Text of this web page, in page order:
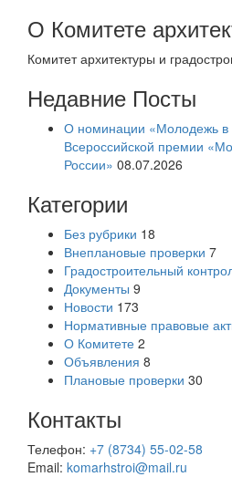
О Комитете
Комитет архитектуры и
Недавние Посты
О номинации «Молодежь в
Всероссийской премии
России» 08.07.2026
Категории
Без рубрики 18
Внеплановые проверки 7
Градостроительный
Документы 9
Новости 173
Нормативные правовые
О Комитете 2
Объявления 8
Плановые проверки 30
Контакты
Телефон: +7 (8734) 55-02-58
Email: komarhstroi@mail.ru